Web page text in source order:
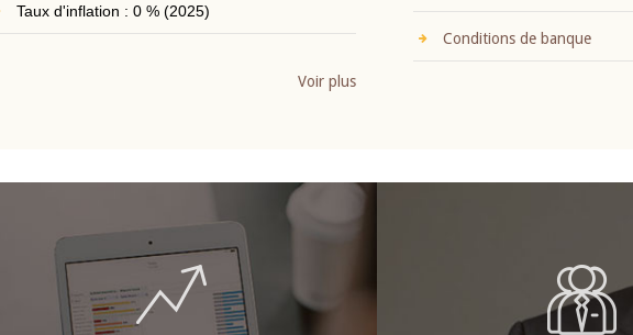
Taux d'inflation : 0 % (2025)
Voir plus
Conditions de banque